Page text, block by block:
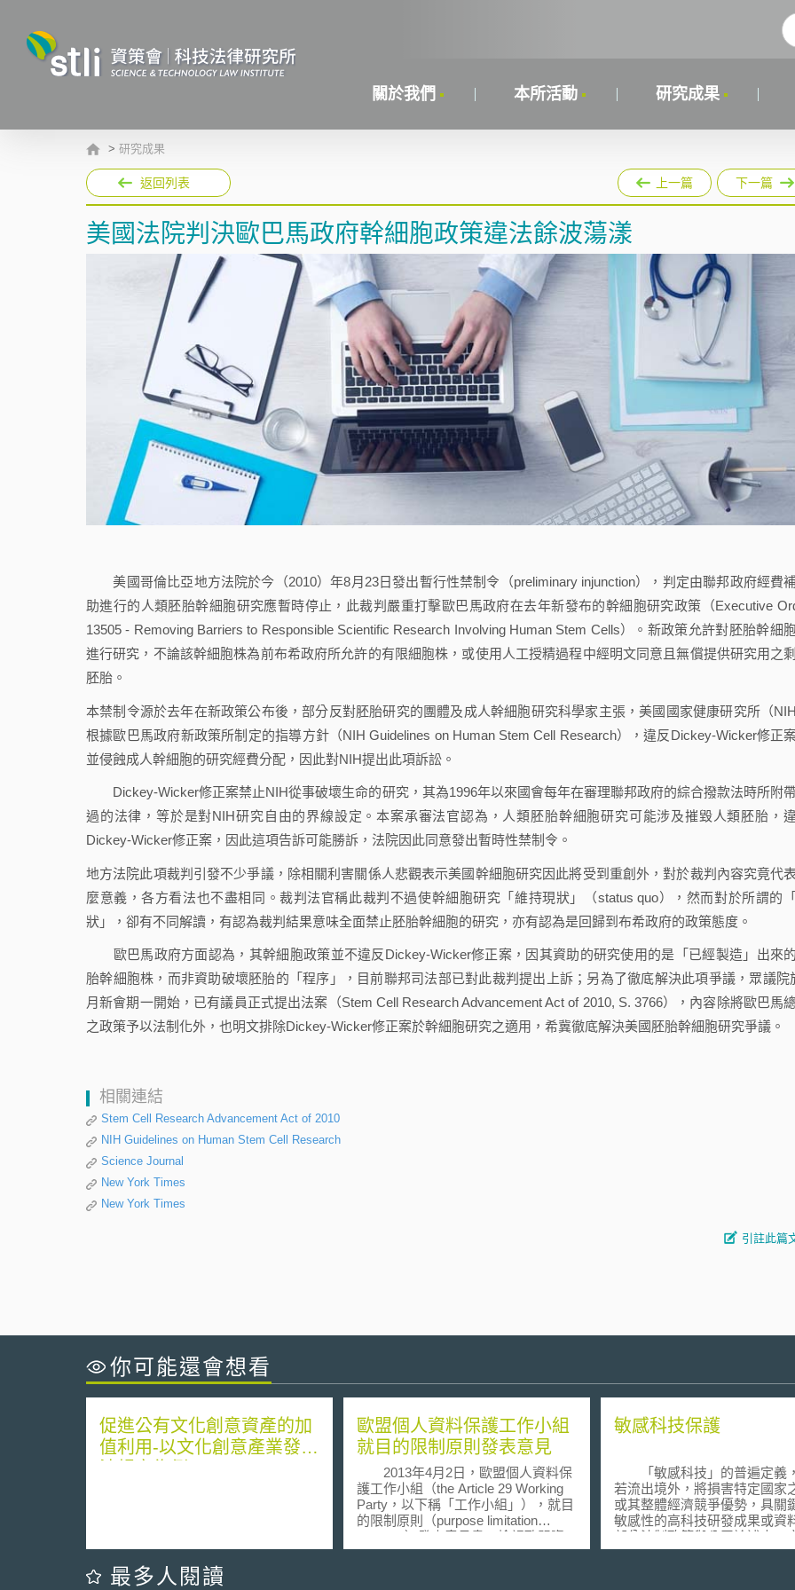
關於我們 本所活動 研究成果
> 研究成果
返回列表 上一篇 下一篇
美國法院判決歐巴馬政府幹細胞政策違法餘波蕩漾
美國哥倫比亞地方法院於今（2010）年8月23日發出暫行性禁制令（preliminary injunction），判定由聯邦政府經費
助進行的人類胚胎幹細胞研究應暫時停止，此裁判嚴重打擊歐巴馬政府在去年新發布的幹細胞研究政策（Executive
13505 - Removing Barriers to Responsible Scientific Research Involving Human Stem Cells）。新政策允許對胚胎幹細
進行研究，不論該幹細胞株為前布希政府所允許的有限細胞株，或使用人工授精過程中經明文同意且無償提供研究用之
胚胎。
本禁制令源於去年在新政策公布後，部分反對胚胎研究的團體及成人幹細胞研究科學家主張，美國國家健康研究所（NIH
根據歐巴馬政府新政策所制定的指導方針（NIH Guidelines on Human Stem Cell Research），違反Dickey-Wicker修正案
並侵蝕成人幹細胞的研究經費分配，因此對NIH提出此項訴訟。
Dickey-Wicker修正案禁止NIH從事破壞生命的研究，其為1996年以來國會每年在審理聯邦政府的綜合撥款法時所附
過的法律，等於是對NIH研究自由的界線設定。本案承審法官認為，人類胚胎幹細胞研究可能涉及摧毀人類胚胎，
Dickey-Wicker修正案，因此這項告訴可能勝訴，法院因此同意發出暫時性禁制令。
地方法院此項裁判引發不少爭議，除相關利害關係人悲觀表示美國幹細胞研究因此將受到重創外，對於裁判內容究竟代
麼意義，各方看法也不盡相同。裁判法官稱此裁判不過使幹細胞研究「維持現狀」（status quo），然而對於所謂的
狀」，卻有不同解讀，有認為裁判結果意味全面禁止胚胎幹細胞的研究，亦有認為是回歸到布希政府的政策態度。
歐巴馬政府方面認為，其幹細胞政策並不違反Dickey-Wicker修正案，因其資助的研究使用的是「已經製造」出來
胎幹細胞株，而非資助破壞胚胎的「程序」，目前聯邦司法部已對此裁判提出上訴；另為了徹底解決此項爭議，眾議院
月新會期一開始，已有議員正式提出法案（Stem Cell Research Advancement Act of 2010, S. 3766），內容除將歐巴馬
之政策予以法制化外，也明文排除Dickey-Wicker修正案於幹細胞研究之適用，希冀徹底解決美國胚胎幹細胞研究爭議。
相關連結
Stem Cell Research Advancement Act of 2010
NIH Guidelines on Human Stem Cell Research
Science Journal
New York Times
New York Times
引註此篇
你可能還會想看
促進公有文化創意資產的加
值利用-以文化創意產業發展
歐盟個人資料保護工作小組
就目的限制原則發表意見
2013年4月2日，歐盟個人資料保
護工作小組（the Article 29 Working
Party，以下稱「工作小組」），就目
的限制原則（purpose limitation
principle）發表意見書，檢視歐盟資
料保護指令(Data Protection Directive)
敏感科技保護
「敏感科技」的普遍定義
若流出境外，將損害特定國家
或其整體經濟競爭優勢，具關
敏感性的高科技研發成果或資
部分法制政策與公眾論述中，
為關鍵技術或核心科技等。基
最多人閱讀